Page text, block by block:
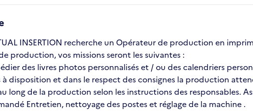
INSERTION recherche un Opérateur de production en
production, vos missions seront les suivantes :
des livres photos personnalisés et / ou des calendriers
à disposition et dans le respect des consignes la production
long de la production selon les instructions des responsables.
Entretien, nettoyage des postes et réglage de la machine .